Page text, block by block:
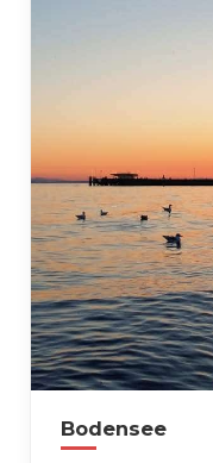
Bodensee